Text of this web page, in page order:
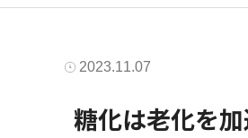
2023.11.07
糖化は老化を